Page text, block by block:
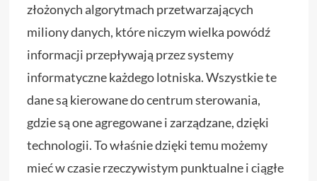
złożonych algorytmach przetwarzających
miliony danych, które niczym wielka powódź
informacji przepływają przez systemy
informatyczne każdego lotniska. Wszystkie te
dane są kierowane do centrum sterowania,
gdzie są one agregowane i zarządzane, dzięki
technologii. To właśnie dzięki temu możemy
mieć w czasie rzeczywistym punktualne i ciągłe